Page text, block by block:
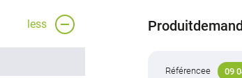
less
Référencee 09